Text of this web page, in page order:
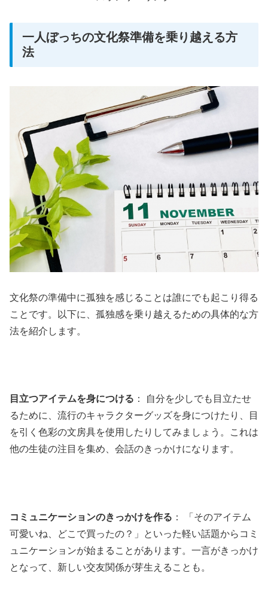
一人ぼっちの文化祭準備を乗り越える方
法
文化祭の準備中に孤独を感じることは誰にでも起こり得る
ことです。以下に、孤独感を乗り越えるための具体的な方
法を紹介します。
目立つアイテムを身につける ： 自分を少しでも目立たせ
るために、流行のキャラクターグッズを身につけたり、目
を引く色彩の文房具を使用したりしてみましょう。これは
他の生徒の注目を集め、会話のきっかけになります。
コミュニケーションのきっかけを作る ： 「そのアイテム
可愛いね、どこで買ったの？」といった軽い話題からコミ
ュニケーションが始まることがあります。一言がきっかけ
となって、新しい交友関係が芽生えることも。